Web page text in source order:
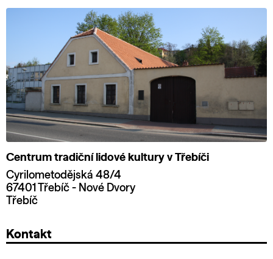
Centrum tradiční lidové kultury v Třebíči
Cyrilometodějská 48/4
67401 Třebíč - Nové Dvory
Třebíč
Kontakt